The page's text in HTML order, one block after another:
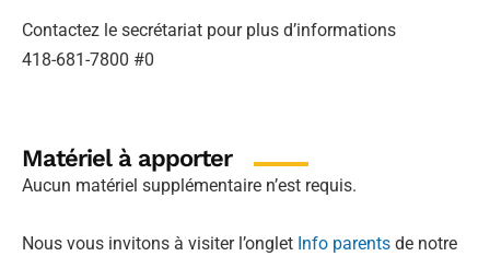
Contactez le secrétariat pour plus d’informations
418-681-7800 #0
Matériel à apporter
Aucun matériel supplémentaire n’est requis.
Nous vous invitons à visiter l’onglet Info parents de notre